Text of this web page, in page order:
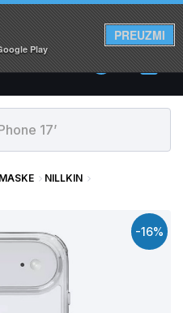
Play
PREUZMI
Slanje istog dana!
0
MASKE
NILLKIN
-16%